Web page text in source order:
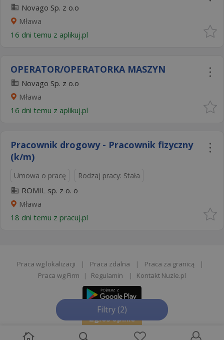
Filtry (2)
Novago Sp. z o.o
Mława
16 dni temu z aplikuj.pl
OPERATOR/OPERATORKA MASZYN
Novago Sp. z o.o
Mława
16 dni temu z aplikuj.pl
Pracownik drogowy - Pracownik fizyczny
(k/m)
Umowa o pracę Rodzaj pracy: Stała
ROMIL sp. z o. o
Mława
18 dni temu z pracuj.pl
Praca wg lokalizacji | Praca zdalna | Praca za granicą
|
Praca wg Firm
| Regulamin | Kontakt Nuzle.pl
Zgłoś opinie